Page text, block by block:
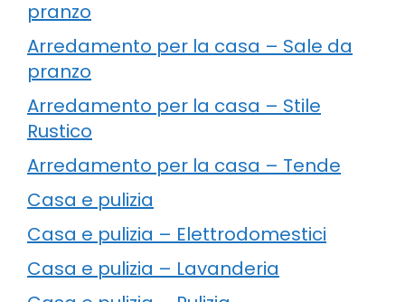
pranzo
Arredamento per la casa – Sale da
pranzo
Arredamento per la casa – Stile
Rustico
Arredamento per la casa – Tende
Casa e pulizia
Casa e pulizia – Elettrodomestici
Casa e pulizia – Lavanderia